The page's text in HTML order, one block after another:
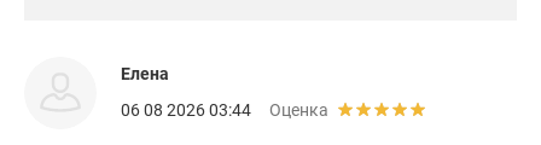
Елена
06 08 2026 03:44
Оценка